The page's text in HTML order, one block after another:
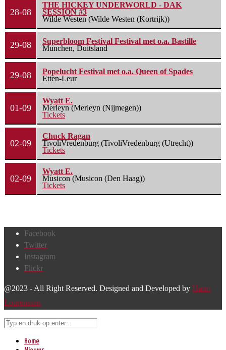
28-08
THE HICKEY UNDERWORLD - DAK
SESSION #3
Wilde Westen (Wilde Westen (Kortrijk))
29-08
Superbloom Festival Festival met o.a. Bastille
Munchen, Duitsland
29-08
Popelucht Festival met o.a. Queen of Spades
Etten-Leur
01-09
Wyatt E.
Merleyn (Merleyn (Nijmegen))
Tickets
02-09
Chuck Ragan
TivoliVredenburg (TivoliVredenburg (Utrecht))
Tickets
02-09
Wyatt E.
Musicon (Musicon (Den Haag))
Tickets
Facebook
Twitter
Instagram
Flickr
@2023 - All Right Reserved. Designed and Developed by Harm
Lourenssen
Home